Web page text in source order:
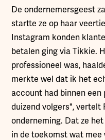
De ondernemersgeest
startte ze op haar
Instagram konden
betalen ging via Tikkie.
professioneel was,
merkte wel dat ik het
account had binnen een
duizend volgers", vertelt
onderneming. Dat ze
in de toekomst wat